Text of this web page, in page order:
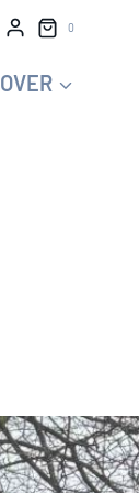
0
OVER